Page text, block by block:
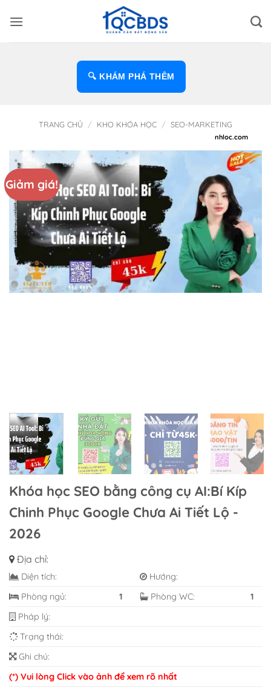
qua
🔍 KHÁM PHÁ THÊM
TRANG CHỦ / KHO KHÓA HỌC / SEO-MARKETING
Giảm giá!
Khóa học SEO bằng công cụ AI:Bí Kíp
Chinh Phục Google Chưa Ai Tiết Lộ -
2026
Địa chỉ:
Diện tích:
Hướng:
Phòng ngủ:
1 Phòng WC:
1
Pháp lý:
Trạng thái:
Ghi chú:
(*) Vui lòng Click vào ảnh để xem rõ nhất